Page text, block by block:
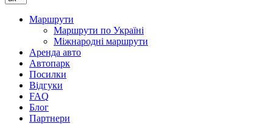
Маршрути
Маршрути по Україні
Міжнародні маршрути
Аренда авто
Автопарк
Посилки
Відгуки
FAQ
Блог
Партнери